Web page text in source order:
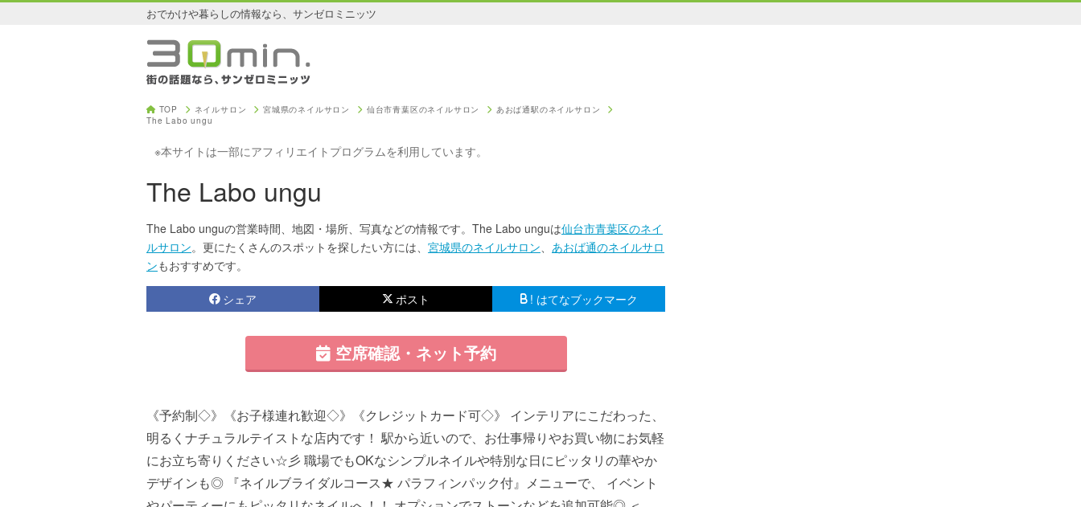
おでかけや暮らしの情報なら、サンゼロミニッツ
TOP ネイルサロン 宮城県のネイルサロン 仙台市青葉区のネイルサロン
あおば通駅のネイルサロン
The Labo ungu
※本サイトは一部にアフィリエイトプログラムを利用しています。
The Labo ungu
The Labo unguの営業時間、地図・場所、写真などの情報です。The Labo unguは仙台市青葉区のネイ
ルサロン。更にたくさんのスポットを探したい方には、 宮城県のネイルサロン
あおば通のネイルサロ
ンもおすすめです。
シェア ポスト ! はてなブックマーク
空席確認・ネット予約
《予約制◇》《お子様連れ歓迎◇》《クレジットカード可◇》 インテリアにこだわった、
明るくナチュラルテイストな店内です！ 駅から近いので、お仕事帰りやお買い物にお気軽
にお立ち寄りください☆彡 職場でもOKなシンプルネイルや特別な日にピッタリの華やか
デザインも◎ 『ネイルブライダルコース★ パラフィンパック付』メニューで、 イベント